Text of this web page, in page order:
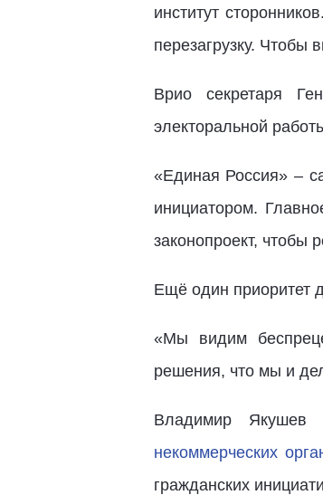
институт
перезагрузку. Чтобы
Врио секретаря
электоральной
«Единая Россия» –
инициатором.
законопроект, чтобы
Ещё один приоритет
«Мы видим
решения, что мы и
Владимир Якушев
некоммерческих
гражданских